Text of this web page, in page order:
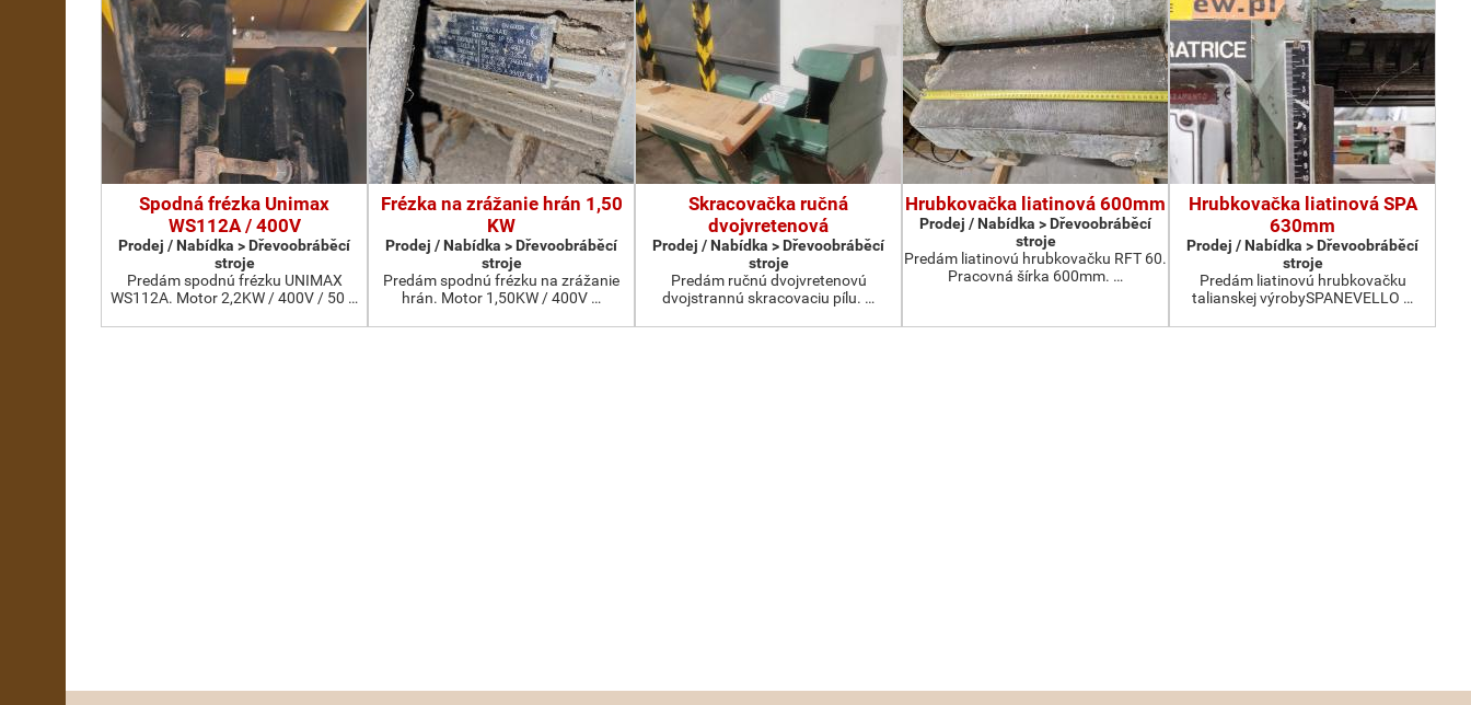
Spodná frézka Unimax
WS112A / 400V
Prodej / Nabídka > Dřevoobráběcí
stroje
Predám spodnú frézku UNIMAX
WS112A. Motor 2,2KW / 400V / 50 …
Frézka na zrážanie hrán 1,50
KW
Prodej / Nabídka > Dřevoobráběcí
stroje
Predám spodnú frézku na zrážanie
hrán. Motor 1,50KW / 400V …
Skracovačka ručná
dvojvretenová
Prodej / Nabídka > Dřevoobráběcí
stroje
Predám ručnú dvojvretenovú
dvojstrannú skracovaciu pílu. …
Hrubkovačka liatinová 600mm
Prodej / Nabídka > Dřevoobráběcí
stroje
Predám liatinovú hrubkovačku RFT 60.
Pracovná šírka 600mm. …
Hrubkovačka liatinová SPA
630mm
Prodej / Nabídka > Dřevoobráběcí
stroje
Predám liatinovú hrubkovačku
talianskej výrobySPANEVELLO …